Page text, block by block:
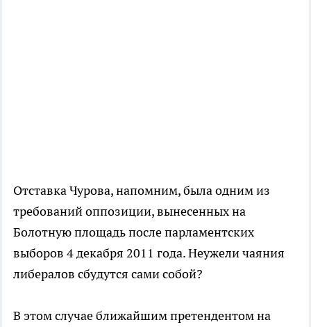
Отставка Чурова, напомним, была одним из
требований оппозиции, вынесенных на
Болотную площадь после парламентских
выборов 4 декабря 2011 года. Неужели чаяния
либералов сбудутся сами собой?
В этом случае ближайшим претендентом на